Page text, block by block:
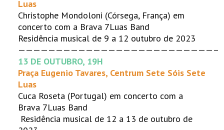
Luas
Christophe Mondoloni (Córsega, França) em
concerto com a Brava 7Luas Band
Residência musical de 9 a 12 outubro de 2023
——————————————————————————–
13 DE OUTUBRO, 19H
Praça Eugenio Tavares, Centrum Sete Sóis Sete
Luas
Cuca Roseta (Portugal) em concerto com a
Brava 7Luas Band
Residência musical de 12 a 13 de outubro de